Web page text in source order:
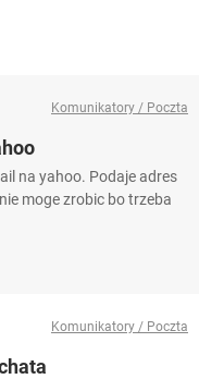
Komunikatory / Poczta
na yahoo. Podaje adres
moge zrobic bo trzeba
Komunikatory / Poczta